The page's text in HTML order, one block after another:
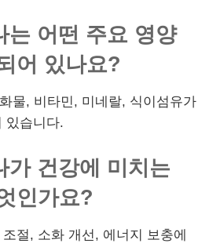
는 어떤 주요 영양
어 있나요?
물, 비타민, 미네랄, 식이섬유가
있습니다.
가 건강에 미치는
인가요?
절, 소화 개선, 에너지 보충에